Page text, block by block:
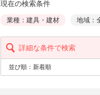
現在の検索条件
業種：建具・建材 地域：
詳細な条件で検索
並び順： 新着順